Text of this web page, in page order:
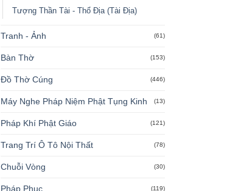
Tượng Thần Tài - Thổ Địa (Tài Địa)
Tranh - Ảnh (61)
Bàn Thờ (153)
Đồ Thờ Cúng (446)
Máy Nghe Pháp Niệm Phật Tụng Kinh (13)
Pháp Khí Phật Giáo (121)
Trang Trí Ô Tô Nội Thất (78)
Chuỗi Vòng (30)
Pháp Phục (119)